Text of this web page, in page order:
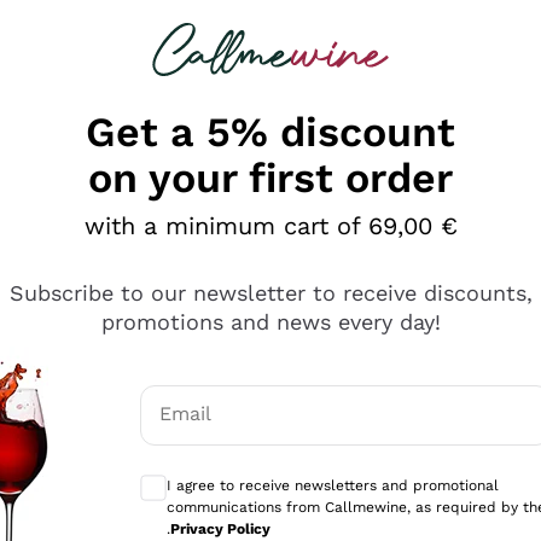
looking for
è male ma secondo me ci sono alternative che
Get a 5% discount
on your first order
with a minimum cart of 69,00 €
Subscribe to our newsletter to receive discounts,
promotions and news every day!
Email
I agree to receive newsletters and promotional
communications from Callmewine, as required by
.Privacy Policy